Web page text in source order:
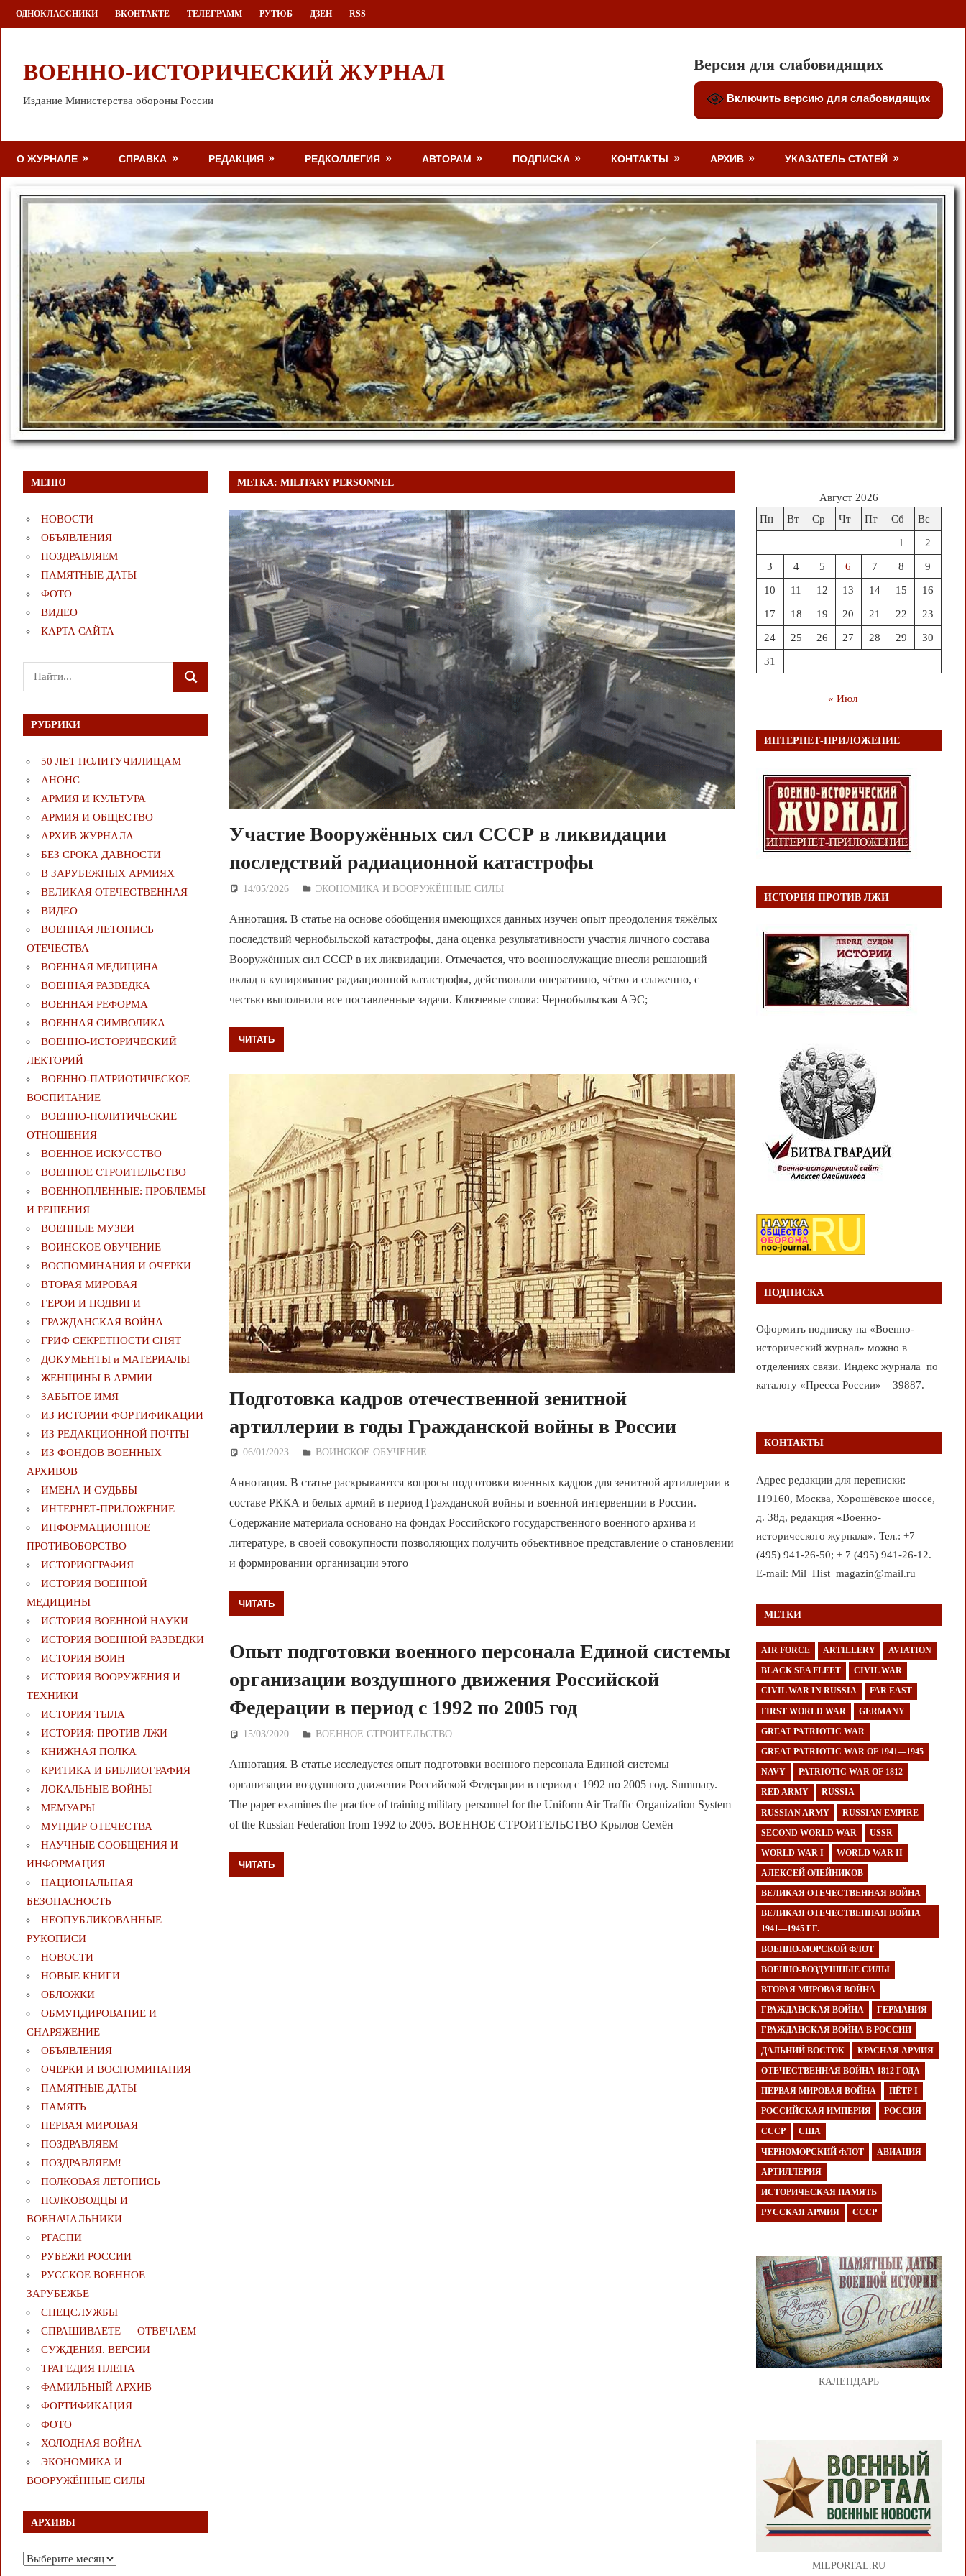
Перейти
к
ОДНОКЛАССНИКИ ВКОНТАКТЕ ТЕЛЕГРАММ РУТЮБ ДЗЕН RSS
ВОЕННО-ИСТОРИЧЕСКИЙ ЖУРНАЛ
Издание Министерства обороны России
Версия для слабовидящих
Включить версию для слабовидящих
О ЖУРНАЛЕ СПРАВКА РЕДАКЦИЯ РЕДКОЛЛЕГИЯ АВТОРАМ ПОДПИСКА КОНТАКТЫ АРХИВ УКАЗАТЕЛЬ СТАТЕЙ
МЕТКА:MILITARY PERSONNEL
Участие Вооружённых сил СССР в ликвидации
последствий радиационной катастрофы
14/05/2026 Дежурный по Редакции
ЭКОНОМИКА И ВООРУЖЁННЫЕ СИЛЫ
Аннотация. В статье на основе обобщения имеющихся данных изучен опыт преодоления тяжёлых
последствий чернобыльской катастрофы, дана оценка результативности участия личного состава
Вооружённых сил СССР в их ликвидации. Отмечается, что военнослужащие внесли решающий
вклад в купирование радиационной катастрофы, действовали оперативно, чётко и слаженно, с
честью выполнили все поставленные задачи. Ключевые слова: Чернобыльская АЭС;
ЧИТАТЬ
Подготовка кадров отечественной зенитной
артиллерии в годы Гражданской войны в России
06/01/2023 Дежурный по Редакции
ВОИНСКОЕ ОБУЧЕНИЕ
Аннотация. В статье раскрываются вопросы подготовки военных кадров для зенитной артиллерии в
составе РККА и белых армий в период Гражданской войны и военной интервенции в России.
Содержание материала основано на фондах Российского государственного военного архива и
литературе, в своей совокупности позволяющих получить объективное представление о становлении
и формировании организации этого
ЧИТАТЬ
Опыт подготовки военного персонала Единой системы
организации воздушного движения Российской
Федерации в период с 1992 по 2005 год
15/03/2020 Дежурный по Редакции
ВОЕННОЕ СТРОИТЕЛЬСТВО
Аннотация. В статье исследуется опыт подготовки военного персонала Единой системы
организации воздушного движения Российской Федерации в период с 1992 по 2005 год. Summary.
The paper examines the practice of training military personnel for the Uniform Air Traffic Organization System
of the Russian Federation from 1992 to 2005. ВОЕННОЕ СТРОИТЕЛЬСТВО Крылов Семён
ЧИТАТЬ
МЕНЮ
НОВОСТИ
ОБЪЯВЛЕНИЯ
ПОЗДРАВЛЯЕМ
ПАМЯТНЫЕ ДАТЫ
ФОТО
ВИДЕО
КАРТА САЙТА
Поиск
для:
ПОИСК
РУБРИКИ
50 ЛЕТ ПОЛИТУЧИЛИЩАМ
АНОНС
АРМИЯ И КУЛЬТУРА
АРМИЯ И ОБЩЕСТВО
АРХИВ ЖУРНАЛА
БЕЗ СРОКА ДАВНОСТИ
В ЗАРУБЕЖНЫХ АРМИЯХ
ВЕЛИКАЯ ОТЕЧЕСТВЕННАЯ
ВИДЕО
ВОЕННАЯ ЛЕТОПИСЬ
ОТЕЧЕСТВА
ВОЕННАЯ МЕДИЦИНА
ВОЕННАЯ РАЗВЕДКА
ВОЕННАЯ РЕФОРМА
ВОЕННАЯ СИМВОЛИКА
ВОЕННО-ИСТОРИЧЕСКИЙ
ЛЕКТОРИЙ
ВОЕННО-ПАТРИОТИЧЕСКОЕ
ВОСПИТАНИЕ
ВОЕННО-ПОЛИТИЧЕСКИE
ОТНОШЕНИЯ
ВОЕННОЕ ИСКУССТВО
ВОЕННОЕ СТРОИТЕЛЬСТВО
ВОЕННОПЛЕННЫЕ: ПРОБЛЕМЫ
И РЕШЕНИЯ
ВОЕННЫЕ МУЗЕИ
ВОИНСКОЕ ОБУЧЕНИЕ
ВОСПОМИНАНИЯ И ОЧЕРКИ
ВТОРАЯ МИРОВАЯ
ГЕРОИ И ПОДВИГИ
ГРАЖДАНСКАЯ ВОЙНА
ГРИФ СЕКРЕТНОСТИ СНЯТ
ДОКУМЕНТЫ и МАТЕРИАЛЫ
ЖЕНЩИНЫ В АРМИИ
ЗАБЫТОЕ ИМЯ
ИЗ ИСТОРИИ ФОРТИФИКАЦИИ
ИЗ РЕДАКЦИОННОЙ ПОЧТЫ
ИЗ ФОНДОВ ВОЕННЫХ
АРХИВОВ
ИМЕНА И СУДЬБЫ
ИНТЕРНЕТ-ПРИЛОЖЕНИЕ
ИНФОРМАЦИОННОЕ
ПРОТИВОБОРСТВО
ИСТОРИОГРАФИЯ
ИСТОРИЯ ВОЕННОЙ
МЕДИЦИНЫ
ИСТОРИЯ ВОЕННОЙ НАУКИ
ИСТОРИЯ ВОЕННОЙ РАЗВЕДКИ
ИСТОРИЯ ВОИН
ИСТОРИЯ ВООРУЖЕНИЯ И
ТЕХНИКИ
ИСТОРИЯ ТЫЛА
ИСТОРИЯ: ПРОТИВ ЛЖИ
КНИЖНАЯ ПОЛКА
КРИТИКА И БИБЛИОГРАФИЯ
ЛОКАЛЬНЫЕ ВОЙНЫ
МЕМУАРЫ
МУНДИР ОТЕЧЕСТВА
НАУЧНЫЕ СООБЩЕНИЯ И
ИНФОРМАЦИЯ
НАЦИОНАЛЬНАЯ
БЕЗОПАСНОСТЬ
НЕОПУБЛИКОВАННЫЕ
РУКОПИСИ
НОВОСТИ
НОВЫЕ КНИГИ
ОБЛОЖКИ
ОБМУНДИРОВАНИЕ И
СНАРЯЖЕНИЕ
ОБЪЯВЛЕНИЯ
ОЧЕРКИ И ВОСПОМИНАНИЯ
ПАМЯТНЫЕ ДАТЫ
ПАМЯТЬ
ПЕРВАЯ МИРОВАЯ
ПОЗДРАВЛЯЕМ
ПОЗДРАВЛЯЕМ!
ПОЛКОВАЯ ЛЕТОПИСЬ
ПОЛКОВОДЦЫ И
ВОЕНАЧАЛЬНИКИ
РГАСПИ
РУБЕЖИ РОССИИ
РУССКОЕ ВОЕННОЕ
ЗАРУБЕЖЬЕ
СПЕЦСЛУЖБЫ
СПРАШИВАЕТЕ — ОТВЕЧАЕМ
СУЖДЕНИЯ. ВЕРСИИ
ТРАГЕДИЯ ПЛЕНА
ФАМИЛЬНЫЙ АРХИВ
ФОРТИФИКАЦИЯ
ФОТО
ХОЛОДНАЯ ВОЙНА
ЭКОНОМИКА И
ВООРУЖЁННЫЕ СИЛЫ
АРХИВЫ
Архивы
Август 2026
Пн
Вт Ср Чт Пт Сб Вс
1 2
3 4 5 6 7 8 9
10 11 12 13 14 15 16
17 18 19 20 21 22 23
24 25 26 27 28 29 30
31
« Июл
ИНТЕРНЕТ-ПРИЛОЖЕНИЕ
ИСТОРИЯ ПРОТИВ ЛЖИ
ПОДПИСКА
Оформить подписку на «Военно-
исторический журнал» можно в
отделениях связи. Индекс журнала по
каталогу «Пресса России» – 39887.
КОНТАКТЫ
Адрес редакции для переписки:
119160, Москва, Хорошёвское шоссе,
д. 38д, редакция «Военно-
исторического журнала». Тел.: +7
(495) 941-26-50; + 7 (495) 941-26-12.
E-mail: Mil_Hist_magazin@mail.ru
МЕТКИ
AIR FORCE ARTILLERY AVIATION
BLACK SEA FLEET CIVIL WAR
CIVIL WAR IN RUSSIA FAR EAST
FIRST WORLD WAR GERMANY
GREAT PATRIOTIC WAR
GREAT PATRIOTIC WAR OF 1941—1945
NAVY PATRIOTIC WAR OF 1812
RED ARMY RUSSIA
RUSSIAN ARMY RUSSIAN EMPIRE
SECOND WORLD WAR USSR
WORLD WAR I WORLD WAR II
АЛЕКСЕЙ ОЛЕЙНИКОВ
ВЕЛИКАЯ ОТЕЧЕСТВЕННАЯ ВОЙНА
ВЕЛИКАЯ ОТЕЧЕСТВЕННАЯ ВОЙНА
1941—1945 ГГ.
ВОЕННО-МОРСКОЙ ФЛОТ
ВОЕННО-ВОЗДУШНЫЕ СИЛЫ
ВТОРАЯ МИРОВАЯ ВОЙНА
ГРАЖДАНСКАЯ ВОЙНА ГЕРМАНИЯ
ГРАЖДАНСКАЯ ВОЙНА В РОССИИ
ДАЛЬНИЙ ВОСТОК КРАСНАЯ АРМИЯ
ОТЕЧЕСТВЕННАЯ ВОЙНА 1812 ГОДА
ПЕРВАЯ МИРОВАЯ ВОЙНА ПЁТР I
РОССИЙСКАЯ ИМПЕРИЯ РОССИЯ
СССР США
ЧЕРНОМОРСКИЙ ФЛОТ АВИАЦИЯ
АРТИЛЛЕРИЯ
ИСТОРИЧЕСКАЯ ПАМЯТЬ
РУССКАЯ АРМИЯ СССР
КАЛЕНДАРЬ
MILPORTAL.RU